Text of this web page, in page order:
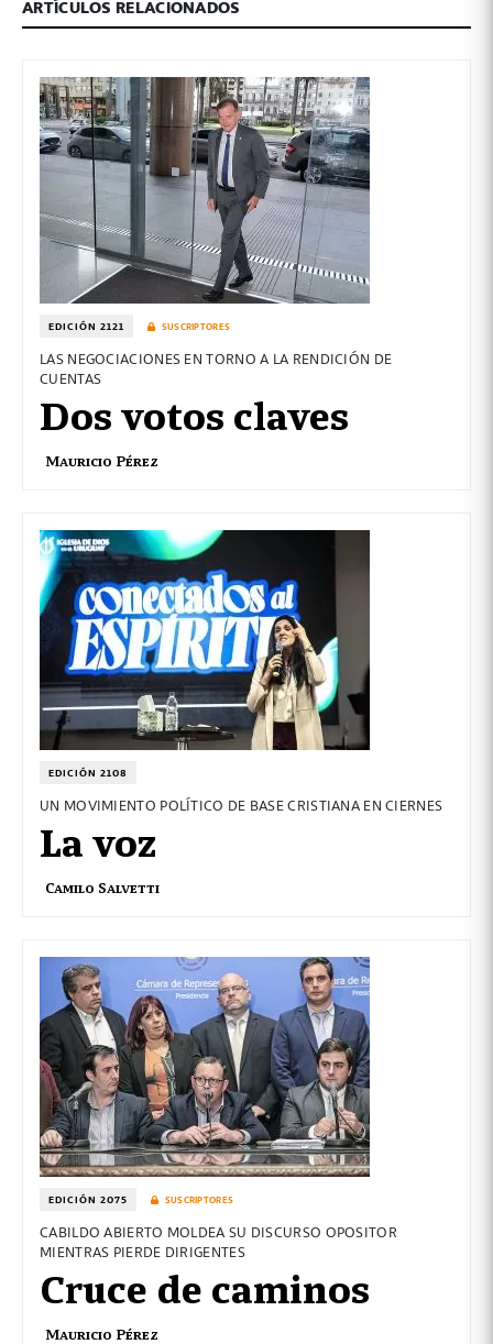
ARTÍCULOS RELACIONADOS
EDICIÓN 2121 SUSCRIPTORES
LAS NEGOCIACIONES EN TORNO A LA RENDICIÓN DE
CUENTAS
Dos votos claves
Mauricio Pérez
EDICIÓN 2108
UN MOVIMIENTO POLÍTICO DE BASE CRISTIANA EN CIERNES
La voz
Camilo Salvetti
EDICIÓN 2075 SUSCRIPTORES
CABILDO ABIERTO MOLDEA SU DISCURSO OPOSITOR
MIENTRAS PIERDE DIRIGENTES
Cruce de caminos
Mauricio Pérez